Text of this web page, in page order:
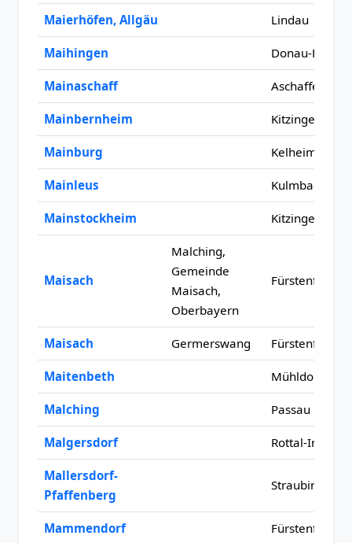
Maierhöfen, Allgäu Lindau
Maihingen Donau-Ries
Mainaschaff Aschaffenburg
Mainbernheim Kitzingen
Mainburg Kelheim
Mainleus Kulmbach
Mainstockheim Kitzingen
Maisach
Malching,
Gemeinde
Maisach,
Oberbayern
Maisach Germerswang
Maitenbeth Mühldorf am
Malching Passau
Malgersdorf Rottal-Inn
Mallersdorf-
Pfaffenberg
Straubing-
Mammendorf